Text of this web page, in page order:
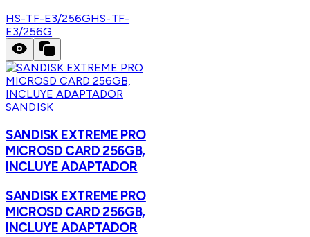
HS-TF-E3/256GHS-TF-
E3/256G
SANDISK
SANDISK EXTREME PRO
MICROSD CARD 256GB,
INCLUYE ADAPTADOR
SANDISK EXTREME PRO
MICROSD CARD 256GB,
INCLUYE ADAPTADOR